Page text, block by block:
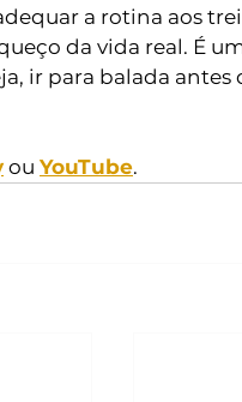
a rotina aos
da vida real. É
ir para balada antes
ou YouTube.